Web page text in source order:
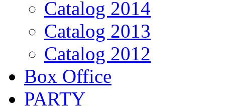
Catalog 2014
Catalog 2013
Catalog 2012
Box Office
PARTY